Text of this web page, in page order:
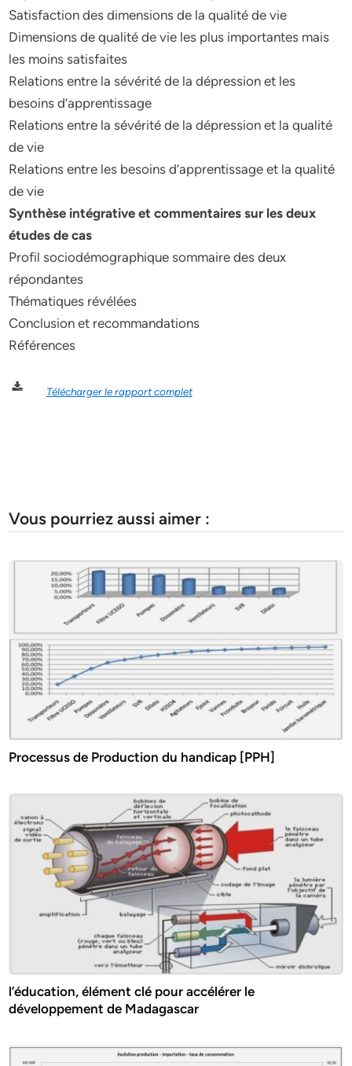
Satisfaction des dimensions de la qualité de vie
Dimensions de qualité de vie les plus importantes mais
les moins satisfaites
Relations entre la sévérité de la dépression et les
besoins d’apprentissage
Relations entre la sévérité de la dépression et la qualité
de vie
Relations entre les besoins d’apprentissage et la qualité
de vie
Synthèse intégrative et commentaires sur les deux
études de cas
Profil sociodémographique sommaire des deux
répondantes
Thématiques révélées
Conclusion et recommandations
Références
Télécharger le rapport complet
Vous pourriez aussi aimer :
Processus de Production du handicap [PPH]
l’éducation, élément clé pour accélérer le
développement de Madagascar